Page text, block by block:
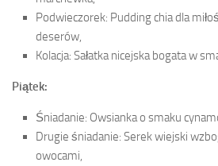
Podwieczorek: Pudding chia dla
deserów,
Kolacja: Sałatka nicejska bogata w
Piątek:
Śniadanie: Owsianka o smaku
Drugie śniadanie: Serek wiejski
owocami,